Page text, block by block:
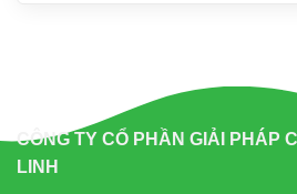
CÔNG TY CỔ PHẦN GIẢI PHÁP
LINH